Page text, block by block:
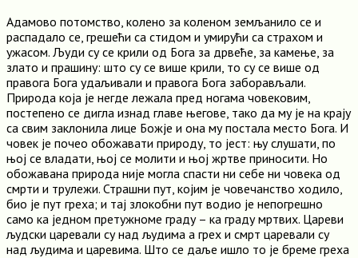
Адамово потомство, колено за коленом земљанило се и
распадало се, грешећи са стидом и умирући са страхом и
ужасом. Људи су се крили од Бога за дрвеће, за камење, за
злато и прашину: што су се више крили, то су се више од
правога Бога удаљивали и правога Бога заборављали.
Природа која је негде лежала пред ногама човековим,
постепено се дигла изнад главе његове, тако да му је на крају
са свим заклонила лице Божје и она му постала место Бога. И
човек је почео обожавати природу, то јест: њу слушати, по
њој се владати, њој се молити и њој жртве приносити. Но
обожавана природа није могла спасти ни себе ни човека од
смрти и трулежи. Страшни пут, којим је човечанство ходило,
био је пут греха; и тај злокобни пут водио је непогрешно
само ка једном претужноме граду – ка граду мртвих. Цареви
људски царевали су над људима а грех и смрт царевали су
над људима и царевима. Што се даље ишло то је бреме греха